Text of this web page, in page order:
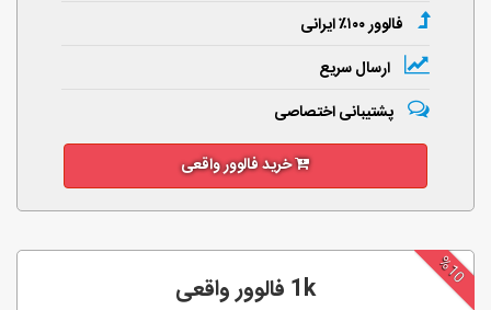
فالوور ۱۰۰٪ ایرانی
ارسال سریع
پشتیبانی اختصاصی
خرید فالوور واقعی
%10
1k فالوور واقعی